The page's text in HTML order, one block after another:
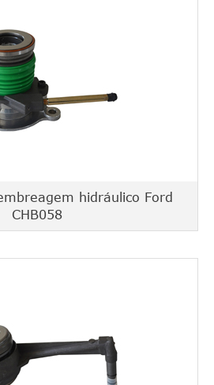
hidráulico Ford
CHB058